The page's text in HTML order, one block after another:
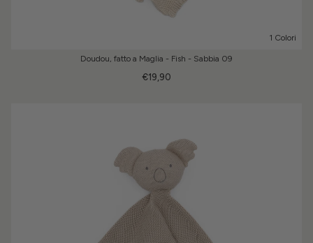
1 Colori
Doudou, fatto a Maglia - Fish - Sabbia 09
€19,90